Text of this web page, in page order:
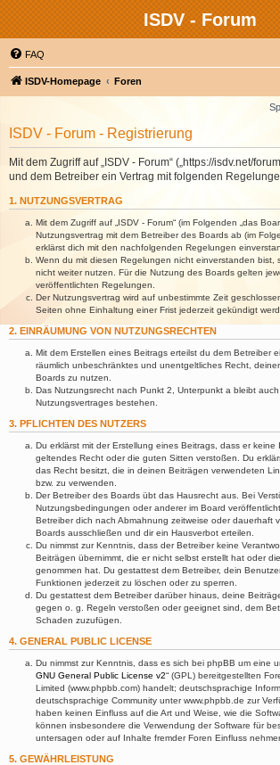
ISDV - Forum
FAQ
ISDV-Homepage Foren
ISDV - Forum - Registrierung
Mit dem Zugriff auf „ISDV - Forum“ („https://isdv.net/
und dem Betreiber ein Vertrag mit folgenden
1. NUTZUNGSVERTRAG
Mit dem Zugriff auf „ISDV - Forum“ (im Folgenden „das
Nutzungsvertrag mit dem Betreiber des Boards ab (im
erklärst dich mit den nachfolgenden Regelungen
Wenn du mit diesen Regelungen nicht einverstanden bist,
nicht weiter nutzen. Für die Nutzung des Boards gelten
veröffentlichten Regelungen.
Der Nutzungsvertrag wird auf unbestimmte Zeit
Seiten ohne Einhaltung einer Frist jederzeit gekündigt
2. EINRÄUMUNG VON NUTZUNGSRECHTEN
Mit dem Erstellen eines Beitrags erteilst du dem Betreiber
räumlich unbeschränktes und unentgeltliches Recht,
Boards zu nutzen.
Das Nutzungsrecht nach Punkt 2, Unterpunkt a bleibt
Nutzungsvertrages bestehen.
3. PFLICHTEN DES NUTZERS
Du erklärst mit der Erstellung eines Beitrags, dass er
geltendes Recht oder die guten Sitten verstoßen. Du
das Recht besitzt, die in deinen Beiträgen verwendeten
bzw. zu verwenden.
Der Betreiber des Boards übt das Hausrecht aus. Bei
Nutzungsbedingungen oder anderer im Board
Betreiber dich nach Abmahnung zeitweise oder dauerhaft
Boards ausschließen und dir ein Hausverbot erteilen.
Du nimmst zur Kenntnis, dass der Betreiber keine
Beiträgen übernimmt, die er nicht selbst erstellt hat oder
genommen hat. Du gestattest dem Betreiber, dein
Funktionen jederzeit zu löschen oder zu sperren.
Du gestattest dem Betreiber darüber hinaus, deine
gegen o. g. Regeln verstoßen oder geeignet sind, dem
Schaden zuzufügen.
4. GENERAL PUBLIC LICENSE
Du nimmst zur Kenntnis, dass es sich bei phpBB um eine
GNU General Public License v2“ (GPL) bereitgestellten
Limited (www.phpbb.com) handelt; deutschsprachige
deutschsprachige Community unter www.phpbb.de zur
haben keinen Einfluss auf die Art und Weise, wie die
können insbesondere die Verwendung der Software für
untersagen oder auf Inhalte fremder Foren Einfluss
5. GEWÄHRLEISTUNG